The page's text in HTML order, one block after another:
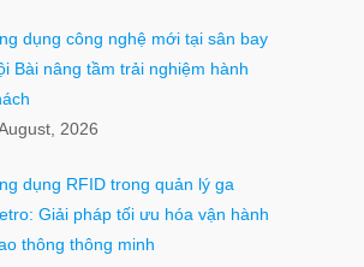
dụng công nghệ mới tại sân bay
Bài nâng tầm trải nghiệm hành
2026
dụng RFID trong quản lý ga
Giải pháp tối ưu hóa vận hành
thông thông minh